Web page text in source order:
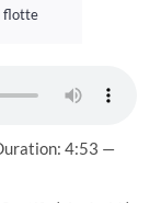
flotte
4:53 —